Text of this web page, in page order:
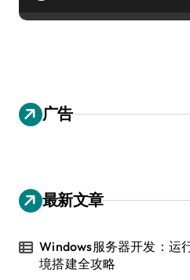
广告
最新文章
Windows服务器开发：运
境搭建全攻略